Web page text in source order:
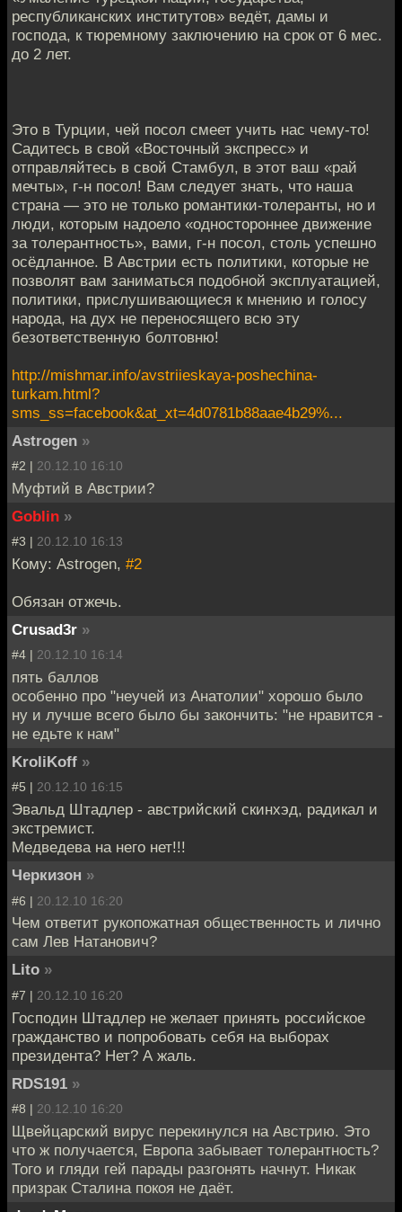
республиканских институтов» ведёт, дамы и
господа, к тюремному заключению на срок от 6 мес.
до 2 лет.
Это в Турции, чей посол смеет учить нас чему-то!
Садитесь в свой «Восточный экспресс» и
отправляйтесь в свой Стамбул, в этот ваш «рай
мечты», г-н посол! Вам следует знать, что наша
страна — это не только романтики-толеранты, но и
люди, которым надоело «одностороннее движение
за толерантность», вами, г-н посол, столь успешно
осёдланное. В Австрии есть политики, которые не
позволят вам заниматься подобной эксплуатацией,
политики, прислушивающиеся к мнению и голосу
народа, на дух не переносящего всю эту
безответственную болтовню!
http://mishmar.info/avstriieskaya-poshechina-
turkam.html?
sms_ss=facebook&at_xt=4d0781b88aae4b29%...
Astrogen »
#2 | 20.12.10 16:10
Муфтий в Австрии?
Goblin »
#3 | 20.12.10 16:13
Кому: Astrogen, #2
Обязан отжечь.
Crusad3r »
#4 | 20.12.10 16:14
пять баллов
особенно про "неучей из Анатолии" хорошо было
ну и лучше всего было бы закончить: "не нравится -
не едьте к нам"
KroliKoff »
#5 | 20.12.10 16:15
Эвальд Штадлер - австрийский скинхэд, радикал и
экстремист.
Медведева на него нет!!!
Черкизон »
#6 | 20.12.10 16:20
Чем ответит рукопожатная общественность и лично
сам Лев Натанович?
Lito »
#7 | 20.12.10 16:20
Господин Штадлер не желает принять российское
гражданство и попробовать себя на выборах
президента? Нет? А жаль.
RDS191 »
#8 | 20.12.10 16:20
Щвейцарский вирус перекинулся на Австрию. Это
что ж получается, Европа забывает толерантность?
Того и гляди гей парады разгонять начнут. Никак
призрак Сталина покоя не даёт.